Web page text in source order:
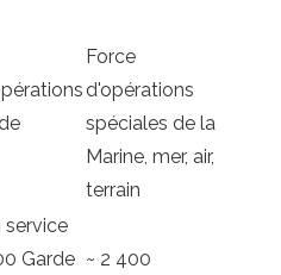
Force
d'opérations
spéciales de la
Marine, mer, air,
terrain
service
Garde ~ 2 400